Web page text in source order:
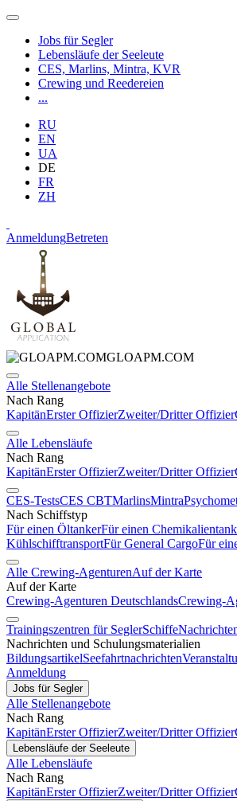
Jobs für Segler
Lebensläufe der Seeleute
CES, Marlins, Mintra, KVR
Crewing und Reedereien
...
RU
EN
UA
DE
FR
ZH
AnmeldungBetreten
GLOAPM.COM
Alle Stellenangebote
Nach Rang
KapitänErster OffizierZweiter/Dritter Offizier
Alle Lebensläufe
Nach Rang
KapitänErster OffizierZweiter/Dritter Offizier
CES-TestsCES CBTMarlinsMintra
Nach Schiffstyp
Für einen ÖltankerFür einen
KühlschifftransportFür General CargoFür
Alle Crewing-AgenturenAuf der Karte
Auf der Karte
Crewing-Agenturen DeutschlandsCrewing-
Trainingszentren für SeglerSchiffe
Nachrichten und Schulungsmaterialien
BildungsartikelSeefahrtnachrichten
Anmeldung
Jobs für Segler
Alle Stellenangebote
Nach Rang
KapitänErster OffizierZweiter/Dritter Offizier
Lebensläufe der Seeleute
Alle Lebensläufe
Nach Rang
KapitänErster OffizierZweiter/Dritter Offizier